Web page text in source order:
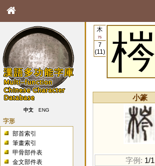
中文 ENG
字形
部首索引
筆畫索引
甲骨部件表
金文部件表
木
75
7
(11)
梣
小篆
字例: 1/1